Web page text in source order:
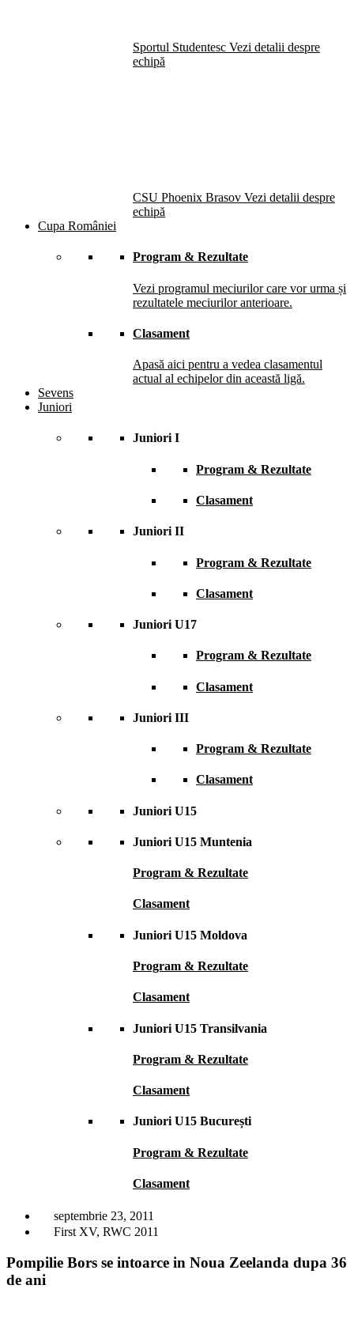
Sportul Studentesc Vezi detalii despre
echipă
CSU Phoenix Brasov Vezi detalii despre
echipă
Cupa României
Program & Rezultate
Vezi programul meciurilor care vor urma și
rezultatele meciurilor anterioare.
Clasament
Apasă aici pentru a vedea clasamentul
actual al echipelor din această ligă.
Sevens
Juniori
Juniori I
Program & Rezultate
Clasament
Juniori II
Program & Rezultate
Clasament
Juniori U17
Program & Rezultate
Clasament
Juniori III
Program & Rezultate
Clasament
Juniori U15
Juniori U15 Muntenia
Program & Rezultate
Clasament
Juniori U15 Moldova
Program & Rezultate
Clasament
Juniori U15 Transilvania
Program & Rezultate
Clasament
Juniori U15 București
Program & Rezultate
Clasament
septembrie 23, 2011
First XV, RWC 2011
Pompilie Bors se intoarce in Noua Zeelanda dupa 36
de ani